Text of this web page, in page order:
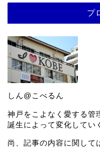
プ
しん@こべるん
神戸をこよなく愛する管
誕生によって変化してい
尚、記事の内容に関して